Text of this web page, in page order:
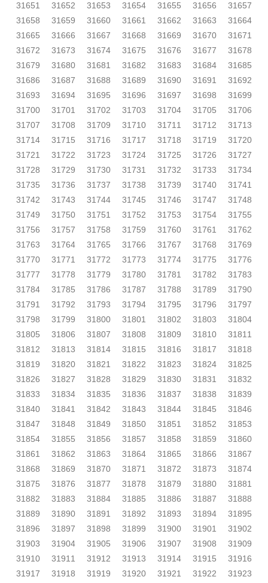
31651
31652 31653 31654 31655 31656
31657
31658
31659 31660 31661 31662 31663
31664
31665
31666 31667 31668 31669 31670
31671
31672
31673 31674 31675 31676 31677
31678
31679
31680 31681 31682 31683 31684
31685
31686
31687 31688 31689 31690 31691
31692
31693
31694 31695 31696 31697 31698
31699
31700
31701 31702 31703 31704 31705
31706
31707
31708 31709 31710 31711 31712
31713
31714
31715 31716 31717 31718 31719
31720
31721
31722 31723 31724 31725 31726
31727
31728
31729 31730 31731 31732 31733
31734
31735
31736 31737 31738 31739 31740
31741
31742
31743 31744 31745 31746 31747
31748
31749
31750 31751 31752 31753 31754
31755
31756
31757 31758 31759 31760 31761
31762
31763
31764 31765 31766 31767 31768
31769
31770
31771 31772 31773 31774 31775
31776
31777
31778 31779 31780 31781 31782
31783
31784
31785 31786 31787 31788 31789
31790
31791
31792 31793 31794 31795 31796
31797
31798
31799 31800 31801 31802 31803
31804
31805
31806 31807 31808 31809 31810
31811
31812
31813 31814 31815 31816 31817
31818
31819
31820 31821 31822 31823 31824
31825
31826
31827 31828 31829 31830 31831
31832
31833
31834 31835 31836 31837 31838
31839
31840
31841 31842 31843 31844 31845
31846
31847
31848 31849 31850 31851 31852
31853
31854
31855 31856 31857 31858 31859
31860
31861
31862 31863 31864 31865 31866
31867
31868
31869 31870 31871 31872 31873
31874
31875
31876 31877 31878 31879 31880
31881
31882
31883 31884 31885 31886 31887
31888
31889
31890 31891 31892 31893 31894
31895
31896
31897 31898 31899 31900 31901
31902
31903
31904 31905 31906 31907 31908
31909
31910
31911 31912 31913 31914 31915
31916
31917
31918 31919 31920 31921 31922
31923